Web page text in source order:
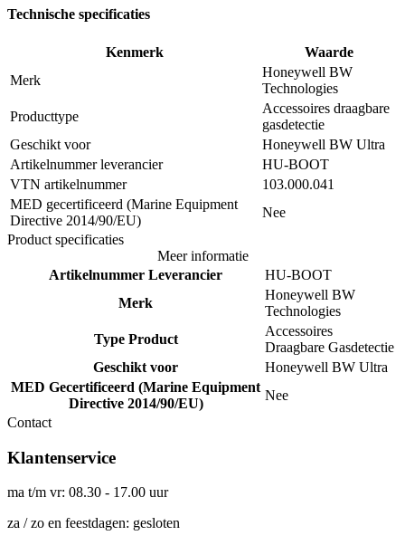
Technische specificaties
Kenmerk
Waarde
Merk
Honeywell BW
Technologies
Producttype
Accessoires draagbare
gasdetectie
Geschikt voor
Honeywell BW Ultra
Artikelnummer leverancier
HU-BOOT
VTN artikelnummer
103.000.041
MED gecertificeerd (Marine Equipment
Directive 2014/90/EU)
Nee
Product specificaties
Meer informatie
Artikelnummer Leverancier
HU-BOOT
Merk
Honeywell BW
Technologies
Type Product
Accessoires
Draagbare Gasdetectie
Geschikt voor
Honeywell BW Ultra
MED Gecertificeerd (Marine Equipment
Directive 2014/90/EU)
Nee
Contact
Klantenservice
ma t/m vr: 08.30 - 17.00 uur
za / zo en feestdagen: gesloten